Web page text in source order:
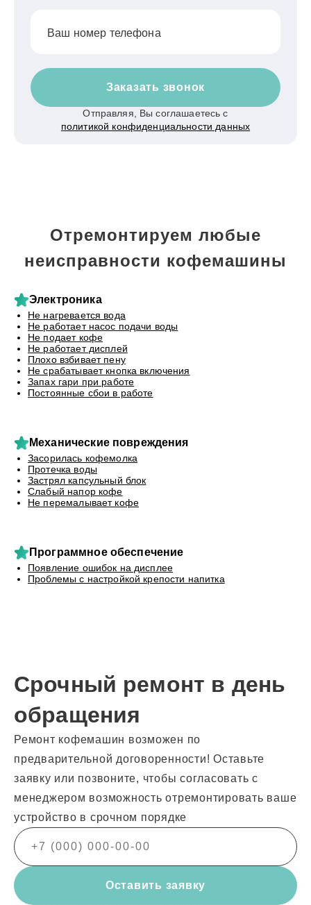
Ваш номер телефона
Заказать звонок
Отправляя, Вы соглашаетесь с
политикой конфиденциальности данных
Отремонтируем любые
неисправности кофемашины
Электроника
Не нагревается вода
Не работает насос подачи воды
Не подает кофе
Не работает дисплей
Плохо взбивает пену
Не срабатывает кнопка включения
Запах гари при работе
Постоянные сбои в работе
Механические повреждения
Засорилась кофемолка
Протечка воды
Застрял капсульный блок
Слабый напор кофе
Не перемалывает кофе
Программное обеспечение
Появление ошибок на дисплее
Проблемы с настройкой крепости напитка
Срочный ремонт в день
обращения
Ремонт кофемашин возможен по
предварительной договоренности! Оставьте
заявку или позвоните, чтобы согласовать с
менеджером возможность отремонтировать ваше
устройство в срочном порядке
Оставить заявку